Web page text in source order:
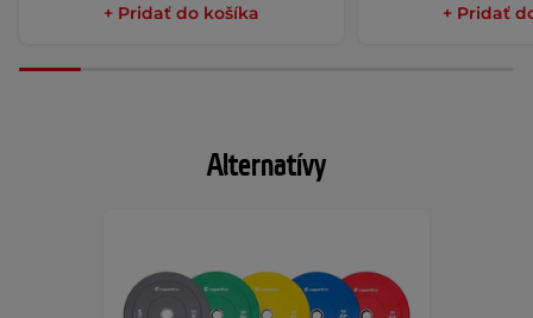
+ Pridať do košíka + Pridať
Alternatívy